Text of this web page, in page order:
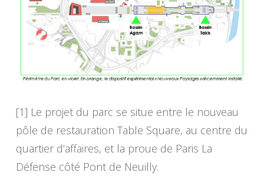
[1] Le projet du parc se situe entre le nouveau
pôle de restauration Table Square, au centre du
quartier d’affaires, et la proue de Paris La
Défense côté Pont de Neuilly.